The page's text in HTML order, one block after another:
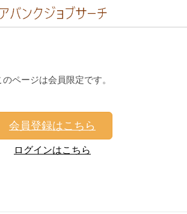
のページは会員限定です。
会員登録はこちら
ログインはこちら